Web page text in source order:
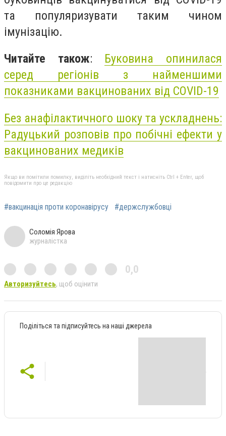
та популяризувати таким чином
імунізацію.
Читайте також: Буковина опинилася
серед регіонів з найменшими
показниками вакцинованих від COVID-19
Без анафілактичного шоку та ускладнень:
Радуцький розповів про побічні ефекти у
вакцинованих медиків
Якщо ви помітили помилку, виділіть необхідний текст і натисніть Ctrl + Enter, щоб
повідомити про це редакцію
#вакцинація проти коронавірусу #держслужбовці
Соломія Ярова
журналістка
0,0
Авторизуйтесь, щоб оцінити
Поділіться та підписуйтесь на наші джерела